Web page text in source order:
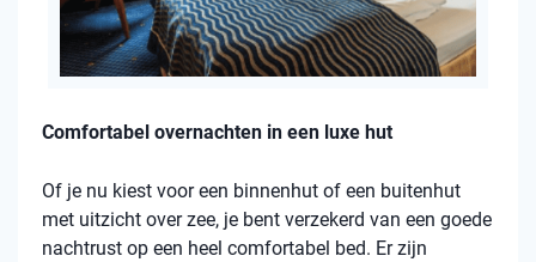
Comfortabel overnachten in een luxe hut
Of je nu kiest voor een binnenhut of een buitenhut
met uitzicht over zee, je bent verzekerd van een goede
nachtrust op een heel comfortabel bed. Er zijn